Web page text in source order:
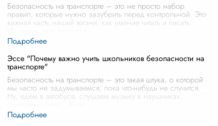
Безопасность на транспорте – это не просто набор
правил, которые нужно зазубрить перед контрольной. Это
важная часть нашей жизни, как умение читать и писать.
Эссе "Почему важно учить школьников безопасности на
транспорте"
Безопасность на транспорте – это такая штука, о которой
мы часто не задумываемся, пока что-нибудь не случится.
Ну, едем в автобусе, слушаем музыку в наушниках,